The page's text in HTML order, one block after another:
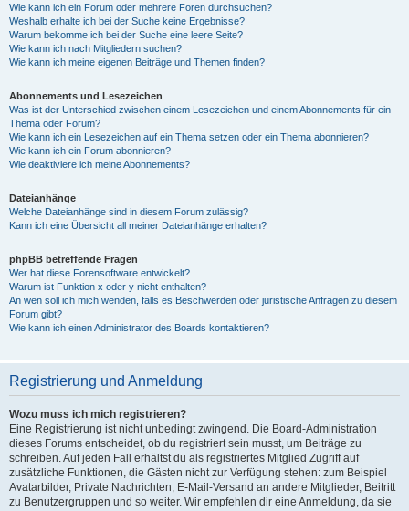
Wie kann ich ein Forum oder mehrere Foren durchsuchen?
Weshalb erhalte ich bei der Suche keine Ergebnisse?
Warum bekomme ich bei der Suche eine leere Seite?
Wie kann ich nach Mitgliedern suchen?
Wie kann ich meine eigenen Beiträge und Themen finden?
Abonnements und Lesezeichen
Was ist der Unterschied zwischen einem Lesezeichen und einem Abonnements für ein
Thema oder Forum?
Wie kann ich ein Lesezeichen auf ein Thema setzen oder ein Thema abonnieren?
Wie kann ich ein Forum abonnieren?
Wie deaktiviere ich meine Abonnements?
Dateianhänge
Welche Dateianhänge sind in diesem Forum zulässig?
Kann ich eine Übersicht all meiner Dateianhänge erhalten?
phpBB betreffende Fragen
Wer hat diese Forensoftware entwickelt?
Warum ist Funktion x oder y nicht enthalten?
An wen soll ich mich wenden, falls es Beschwerden oder juristische Anfragen zu diesem
Forum gibt?
Wie kann ich einen Administrator des Boards kontaktieren?
Registrierung und Anmeldung
Wozu muss ich mich registrieren?
Eine Registrierung ist nicht unbedingt zwingend. Die Board-Administration
dieses Forums entscheidet, ob du registriert sein musst, um Beiträge zu
schreiben. Auf jeden Fall erhältst du als registriertes Mitglied Zugriff auf
zusätzliche Funktionen, die Gästen nicht zur Verfügung stehen: zum Beispiel
Avatarbilder, Private Nachrichten, E-Mail-Versand an andere Mitglieder, Beitritt
zu Benutzergruppen und so weiter. Wir empfehlen dir eine Anmeldung, da sie